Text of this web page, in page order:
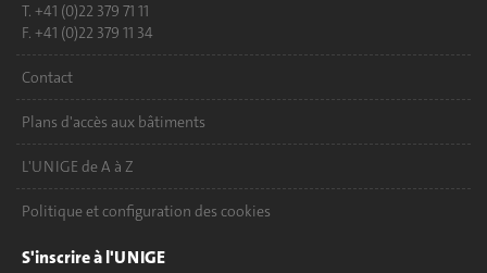
T. +41 (0)22 379 71 11
F. +41 (0)22 379 11 34
Contact
Plans d'accès aux bâtiments
L'UNIGE de A à Z
Politique et configuration des cookies
S'inscrire à l'UNIGE